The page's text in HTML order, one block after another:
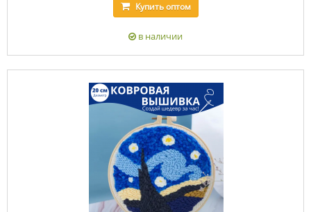
Купитьоптом
в наличии